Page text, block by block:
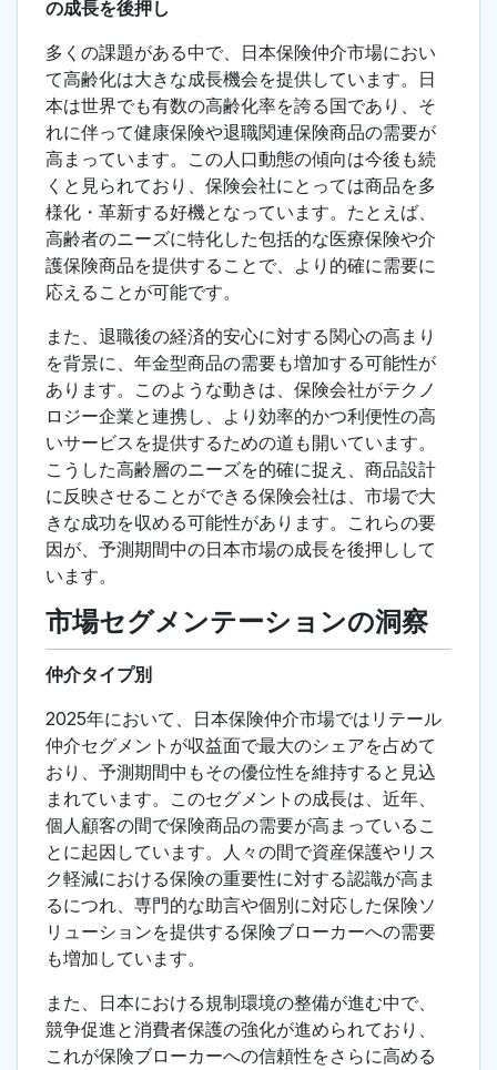
の成長を後押し
多くの課題がある中で、日本保険仲介市場におい
て高齢化は大きな成長機会を提供しています。日
本は世界でも有数の高齢化率を誇る国であり、そ
れに伴って健康保険や退職関連保険商品の需要が
高まっています。この人口動態の傾向は今後も続
くと見られており、保険会社にとっては商品を多
様化・革新する好機となっています。たとえば、
高齢者のニーズに特化した包括的な医療保険や介
護保険商品を提供することで、より的確に需要に
応えることが可能です。
また、退職後の経済的安心に対する関心の高まり
を背景に、年金型商品の需要も増加する可能性が
あります。このような動きは、保険会社がテクノ
ロジー企業と連携し、より効率的かつ利便性の高
いサービスを提供するための道も開いています。
こうした高齢層のニーズを的確に捉え、商品設計
に反映させることができる保険会社は、市場で大
きな成功を収める可能性があります。これらの要
因が、予測期間中の日本市場の成長を後押しして
います。
市場セグメンテーションの洞察
仲介タイプ別
2025年において、日本保険仲介市場ではリテール
仲介セグメントが収益面で最大のシェアを占めて
おり、予測期間中もその優位性を維持すると見込
まれています。このセグメントの成長は、近年、
個人顧客の間で保険商品の需要が高まっているこ
とに起因しています。人々の間で資産保護やリス
ク軽減における保険の重要性に対する認識が高ま
るにつれ、専門的な助言や個別に対応した保険ソ
リューションを提供する保険ブローカーへの需要
も増加しています。
また、日本における規制環境の整備が進む中で、
競争促進と消費者保護の強化が進められており、
これが保険ブローカーへの信頼性をさらに高める